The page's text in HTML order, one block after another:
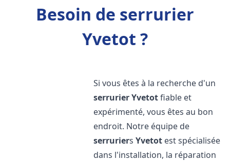
Besoin de serrurier
Yvetot ?
Si vous êtes à la recherche d'un
serrurierYvetotfiable et
expérimenté, vous êtes au bon
endroit. Notre équipe de
serruriersYvetot est spécialisée
dans l'installation, la réparation